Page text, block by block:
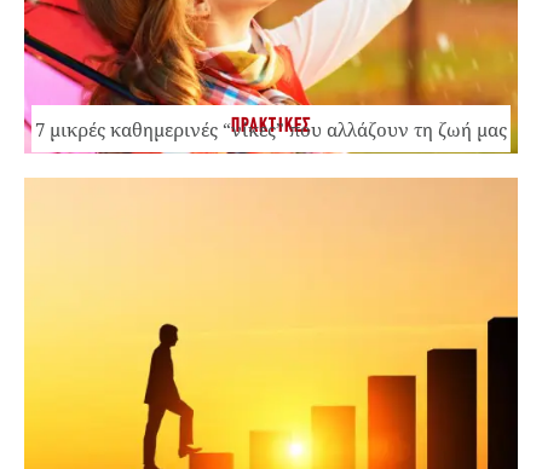
ΠΡΑΚΤΙΚΕΣ
7 μικρές καθημερινές “νίκες” που αλλάζουν τη ζωή μας